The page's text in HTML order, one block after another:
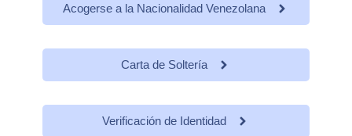
Acogerse a la Nacionalidad Venezolana
Carta de Soltería
Verificación de Identidad